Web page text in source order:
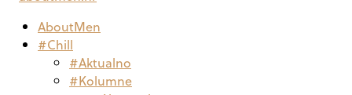
AboutMen
#Chill
#Aktualno
#Kolumne